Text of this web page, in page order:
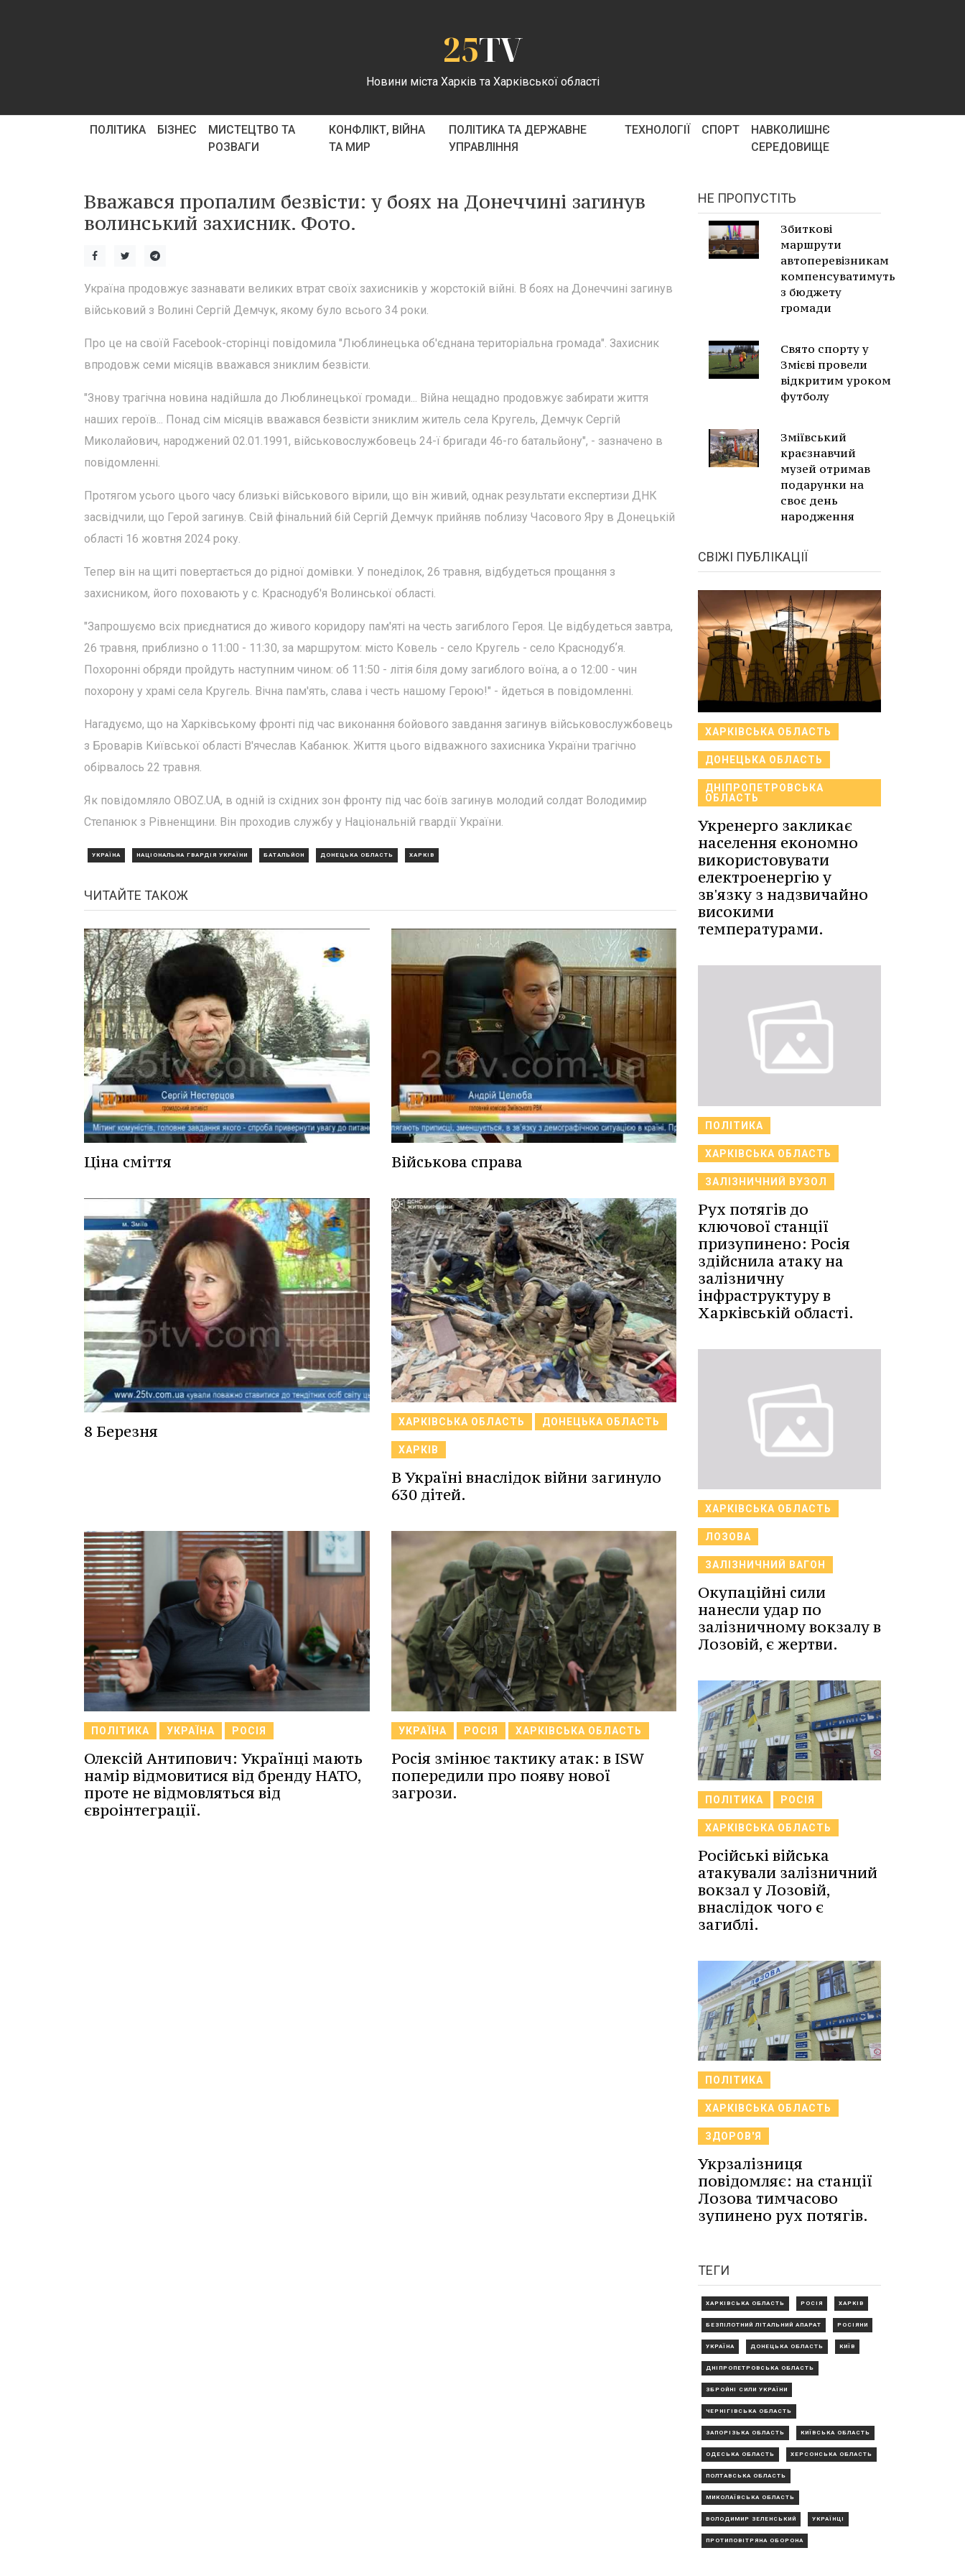
25TV
Новини міста Харків та Харківської області
ПОЛІТИКА БІЗНЕС
МИСТЕЦТВО ТА
РОЗВАГИ
КОНФЛІКТ, ВІЙНА
ТА МИР
ПОЛІТИКА ТА ДЕРЖАВНЕ
УПРАВЛІННЯ
ТЕХНОЛОГІЇ СПОРТ
НАВКОЛИШНЄ
СЕРЕДОВИЩЕ
Вважався пропалим безвісти: у боях на Донеччині загинув
волинський захисник. Фото.
Україна продовжує зазнавати великих втрат своїх захисників у жорстокій війні. В боях на Донеччині загинув
військовий з Волині Сергій Демчук, якому було всього 34 роки.
Про це на своїй Facebook-сторінці повідомила "Люблинецька об'єднана територіальна громада". Захисник
впродовж семи місяців вважався зниклим безвісти.
"Знову трагічна новина надійшла до Люблинецької громади... Війна нещадно продовжує забирати життя
наших героїв... Понад сім місяців вважався безвісти зниклим житель села Кругель, Демчук Сергій
Миколайович, народжений 02.01.1991, військовослужбовець 24-ї бригади 46-го батальйону", - зазначено в
повідомленні.
Протягом усього цього часу близькі військового вірили, що він живий, однак результати експертизи ДНК
засвідчили, що Герой загинув. Свій фінальний бій Сергій Демчук прийняв поблизу Часового Яру в Донецькій
області 16 жовтня 2024 року.
Тепер він на щиті повертається до рідної домівки. У понеділок, 26 травня, відбудеться прощання з
захисником, його поховають у с. Краснодуб'я Волинської області.
"Запрошуємо всіх приєднатися до живого коридору пам'яті на честь загиблого Героя. Це відбудеться завтра,
26 травня, приблизно о 11:00 - 11:30, за маршрутом: місто Ковель - село Кругель - село Краснодубʼя.
Похоронні обряди пройдуть наступним чином: об 11:50 - літія біля дому загиблого воїна, а о 12:00 - чин
похорону у храмі села Кругель. Вічна пам'ять, слава і честь нашому Герою!" - йдеться в повідомленні.
Нагадуємо, що на Харківському фронті під час виконання бойового завдання загинув військовослужбовець
з Броварів Київської області В'ячеслав Кабанюк. Життя цього відважного захисника України трагічно
обірвалось 22 травня.
Як повідомляло OBOZ.UA, в одній із східних зон фронту під час боїв загинув молодий солдат Володимир
Степанюк з Рівненщини. Він проходив службу у Національній гвардії України.
УКРАЇНА НАЦІОНАЛЬНА ГВАРДІЯ УКРАЇНИ БАТАЛЬЙОН ДОНЕЦЬКА ОБЛАСТЬ ХАРКІВ
ЧИТАЙТЕ ТАКОЖ
Ціна сміття Військова справа
8 Березня
ХАРКІВСЬКА ОБЛАСТЬ ДОНЕЦЬКА ОБЛАСТЬ
ХАРКІВ
В Україні внаслідок війни загинуло
630 дітей.
ПОЛІТИКА УКРАЇНА РОСІЯ
Олексій Антипович: Українці мають
намір відмовитися від бренду НАТО,
проте не відмовляться від
євроінтеграції.
УКРАЇНА РОСІЯ ХАРКІВСЬКА ОБЛАСТЬ
Росія змінює тактику атак: в ISW
попередили про появу нової
загрози.
НЕ ПРОПУСТІТЬ
Збиткові
маршрути
автоперевізникам
компенсуватимуть
з бюджету
громади
Свято спорту у
Змієві провели
відкритим уроком
футболу
Зміївський
краєзнавчий
музей отримав
подарунки на
своє день
народження
СВІЖІ ПУБЛІКАЦІЇ
ХАРКІВСЬКА ОБЛАСТЬ
ДОНЕЦЬКА ОБЛАСТЬ
ДНІПРОПЕТРОВСЬКА
ОБЛАСТЬ
Укренерго закликає
населення економно
використовувати
електроенергію у
зв'язку з надзвичайно
високими
температурами.
ПОЛІТИКА
ХАРКІВСЬКА ОБЛАСТЬ
ЗАЛІЗНИЧНИЙ ВУЗОЛ
Рух потягів до
ключової станції
призупинено: Росія
здійснила атаку на
залізничну
інфраструктуру в
Харківській області.
ХАРКІВСЬКА ОБЛАСТЬ
ЛОЗОВА
ЗАЛІЗНИЧНИЙ ВАГОН
Окупаційні сили
нанесли удар по
залізничному вокзалу в
Лозовій, є жертви.
ПОЛІТИКА РОСІЯ
ХАРКІВСЬКА ОБЛАСТЬ
Російські війська
атакували залізничний
вокзал у Лозовій,
внаслідок чого є
загиблі.
ПОЛІТИКА
ХАРКІВСЬКА ОБЛАСТЬ
ЗДОРОВ'Я
Укрзалізниця
повідомляє: на станції
Лозова тимчасово
зупинено рух потягів.
ТЕГИ
ХАРКІВСЬКА ОБЛАСТЬ РОСІЯ ХАРКІВ
БЕЗПІЛОТНИЙ ЛІТАЛЬНИЙ АПАРАТ РОСІЯНИ
УКРАЇНА ДОНЕЦЬКА ОБЛАСТЬ КИЇВ
ДНІПРОПЕТРОВСЬКА ОБЛАСТЬ
ЗБРОЙНІ СИЛИ УКРАЇНИ
ЧЕРНІГІВСЬКА ОБЛАСТЬ
ЗАПОРІЗЬКА ОБЛАСТЬ КИЇВСЬКА ОБЛАСТЬ
ОДЕСЬКА ОБЛАСТЬ ХЕРСОНСЬКА ОБЛАСТЬ
ПОЛТАВСЬКА ОБЛАСТЬ
МИКОЛАЇВСЬКА ОБЛАСТЬ
ВОЛОДИМИР ЗЕЛЕНСЬКИЙ УКРАЇНЦІ
ПРОТИПОВІТРЯНА ОБОРОНА